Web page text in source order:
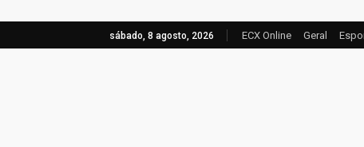
sábado, 8 agosto, 2026 ECX Online Geral